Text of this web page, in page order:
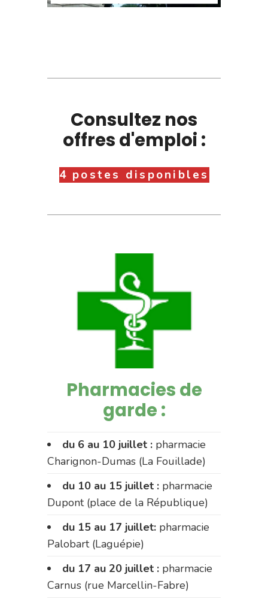
Consultez nos
offres d'emploi :
4 postes disponibles
Pharmacies de
garde :
du 6 au 10 juillet : pharmacie
Charignon-Dumas (La Fouillade)
du 10 au 15 juillet : pharmacie
Dupont (place de la République)
du 15 au 17 juillet: pharmacie
Palobart (Laguépie)
du 17 au 20 juillet : pharmacie
Carnus (rue Marcellin-Fabre)